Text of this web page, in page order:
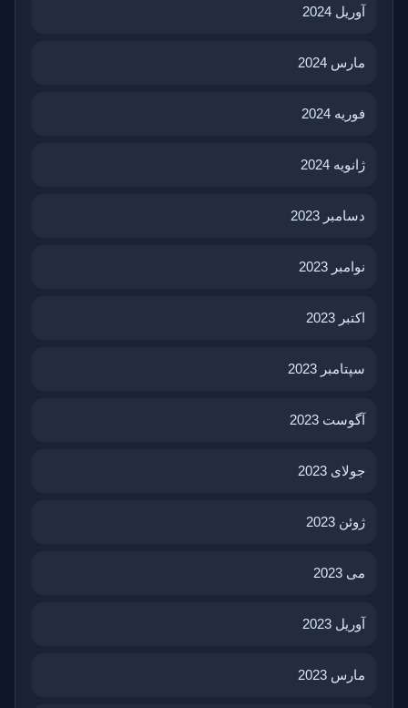
آوریل 2024
مارس 2024
فوریه 2024
ژانویه 2024
دسامبر 2023
نوامبر 2023
اکتبر 2023
سپتامبر 2023
آگوست 2023
جولای 2023
ژوئن 2023
می 2023
آوریل 2023
مارس 2023